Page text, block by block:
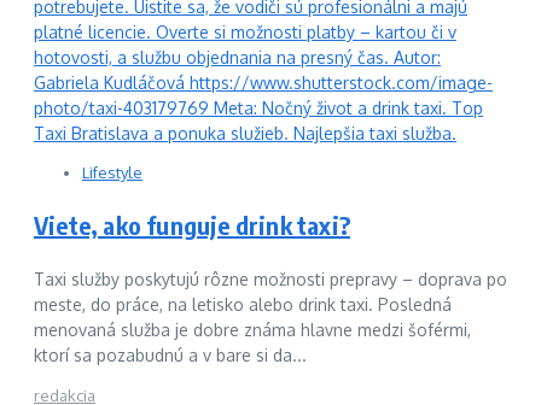
Lifestyle
Viete, ako funguje drink taxi?
Taxi služby poskytujú rôzne možnosti prepravy – doprava po
meste, do práce, na letisko alebo drink taxi. Posledná
menovaná služba je dobre známa hlavne medzi šoférmi,
ktorí sa pozabudnú a v bare si da...
redakcia